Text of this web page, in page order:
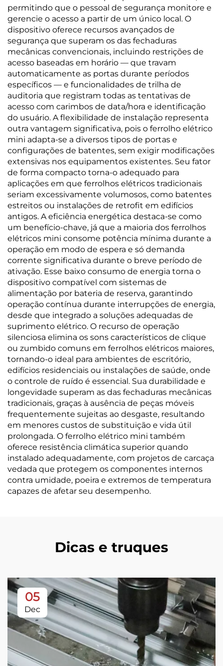
permitindo que o pessoal de segurança monitore e
gerencie o acesso a partir de um único local. O
dispositivo oferece recursos avançados de
segurança que superam os das fechaduras
mecânicas convencionais, incluindo restrições de
acesso baseadas em horário — que travam
automaticamente as portas durante períodos
específicos — e funcionalidades de trilha de
auditoria que registram todas as tentativas de
acesso com carimbos de data/hora e identificação
do usuário. A flexibilidade de instalação representa
outra vantagem significativa, pois o ferrolho elétrico
mini adapta-se a diversos tipos de portas e
configurações de batentes, sem exigir modificações
extensivas nos equipamentos existentes. Seu fator
de forma compacto torna-o adequado para
aplicações em que ferrolhos elétricos tradicionais
seriam excessivamente volumosos, como batentes
estreitos ou instalações de retrofit em edifícios
antigos. A eficiência energética destaca-se como
um benefício-chave, já que a maioria dos ferrolhos
elétricos mini consome potência mínima durante a
operação em modo de espera e só demanda
corrente significativa durante o breve período de
ativação. Esse baixo consumo de energia torna o
dispositivo compatível com sistemas de
alimentação por bateria de reserva, garantindo
operação contínua durante interrupções de energia,
desde que integrado a soluções adequadas de
suprimento elétrico. O recurso de operação
silenciosa elimina os sons característicos de clique
ou zumbido comuns em ferrolhos elétricos maiores,
tornando-o ideal para ambientes de escritório,
edifícios residenciais ou instalações de saúde, onde
o controle de ruído é essencial. Sua durabilidade e
longevidade superam as das fechaduras mecânicas
tradicionais, graças à ausência de peças móveis
frequentemente sujeitas ao desgaste, resultando
em menores custos de substituição e vida útil
prolongada. O ferrolho elétrico mini também
oferece resistência climática superior quando
instalado adequadamente, com projetos de carcaça
vedada que protegem os componentes internos
contra umidade, poeira e extremos de temperatura
capazes de afetar seu desempenho.
Dicas e truques
05
Dec